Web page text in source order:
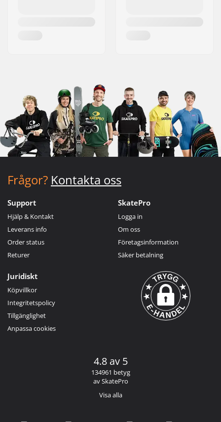
Frågor? Kontakta oss
Support
Hjälp & Kontakt
Leverans info
Order status
Returer
SkatePro
Logga in
Om oss
Företagsinformation
Säker betalning
Juridiskt
Köpvillkor
Integritetspolicy
Tillgänglighet
Anpassa cookies
4.8 av 5
134961 betyg
av SkatePro
Visa alla